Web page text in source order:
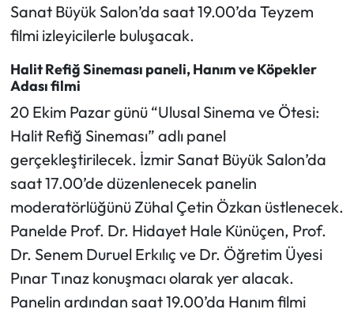
Sanat Büyük Salon’da saat 19.00’da Teyzem
filmi izleyicilerle buluşacak.
Halit Refiğ Sineması paneli, Hanım ve Köpekler
Adası filmi
20 Ekim Pazar günü “Ulusal Sinema ve Ötesi:
Halit Refiğ Sineması” adlı panel
gerçekleştirilecek. İzmir Sanat Büyük Salon’da
saat 17.00’de düzenlenecek panelin
moderatörlüğünü Zühal Çetin Özkan üstlenecek.
Panelde Prof. Dr. Hidayet Hale Künüçen, Prof.
Dr. Senem Duruel Erkılıç ve Dr. Öğretim Üyesi
Pınar Tınaz konuşmacı olarak yer alacak.
Panelin ardından saat 19.00’da Hanım filmi